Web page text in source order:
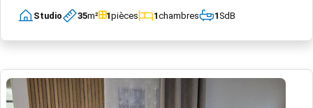
Studio 35m² 1pièces 1chambres 1SdB